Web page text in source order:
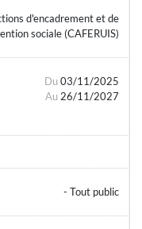
d'encadrement et de
sociale (CAFERUIS)
Du 03/11/2025
Au 26/11/2027
- Tout public